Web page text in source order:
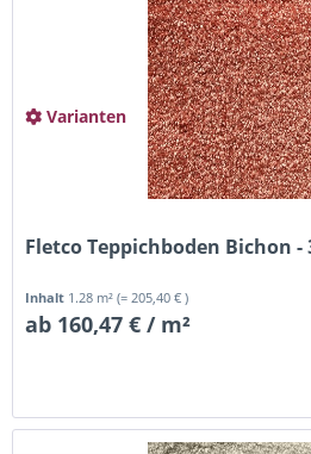
Fletco Teppichboden Bichon -
Inhalt 1.28 m²(= 205,40 € )
ab 160,47 € / m²
Varianten